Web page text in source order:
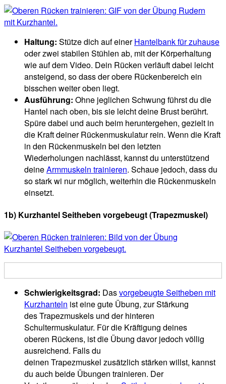
Haltung: Stütze dich auf einerHantelbank für zuhause
oder zwei stabilen Stühlen ab, mit der Körperhaltung
wie auf dem Video. Dein Rücken verläuft dabei leicht
ansteigend, so dass der obere Rückenbereich ein
bisschen weiter oben liegt.
Ausführung: Ohne jeglichen Schwung führst du die
Hantel nach oben, bis sie leicht deine Brust berührt.
Spüre dabei und auch beim heruntergehen, gezielt in
die Kraft deiner Rückenmuskulatur rein. Wenn die Kraft
in den Rückenmuskeln bei den letzten
Wiederholungen nachlässt, kannst du unterstützend
deineArmmuskeln trainieren. Schaue jedoch, dass du
so stark wi nur möglich, weiterhin die Rückenmuskeln
einsetzt.
1b) Kurzhantel Seitheben vorgebeugt (Trapezmuskel)
Schwierigkeitsgrad: Dasvorgebeugte Seitheben mit
Kurzhanteln ist eine gute Übung, zur Stärkung
des Trapezmuskels und der hinteren
Schultermuskulatur. Für die Kräftigung deines
oberen Rückens, ist die Übung davor jedoch völlig
ausreichend. Falls du
deinen Trapezmuskel zusätzlich stärken willst, kannst
du auch beide Übungen trainieren. Der